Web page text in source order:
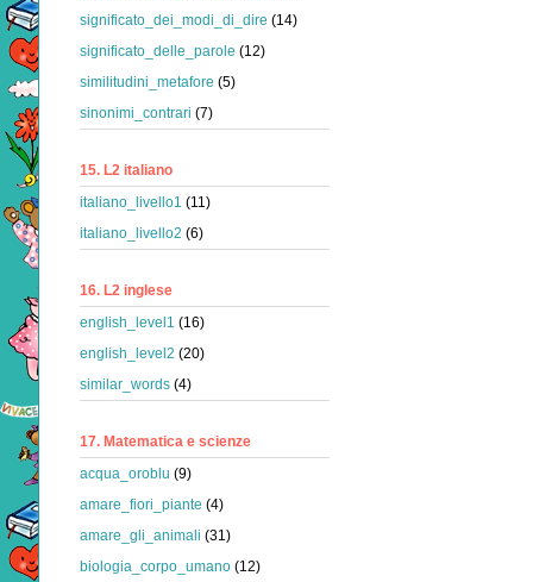
significato_dei_modi_di_dire (14)
significato_delle_parole (12)
similitudini_metafore (5)
sinonimi_contrari (7)
15. L2 italiano
italiano_livello1 (11)
italiano_livello2 (6)
16. L2 inglese
english_level1 (16)
english_level2 (20)
similar_words (4)
17. Matematica e scienze
acqua_oroblu (9)
amare_fiori_piante (4)
amare_gli_animali (31)
biologia_corpo_umano (12)